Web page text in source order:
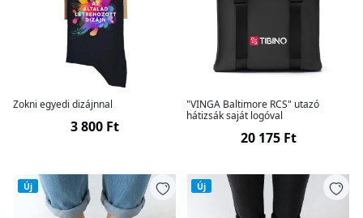
Zokni egyedi dizájnnal
3 800 Ft
"VINGA Baltimore RCS" utazó
hátizsák saját logóval
20 175 Ft
Új Új